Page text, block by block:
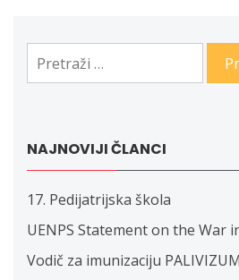
Pretraga:
NAJNOVIJI ČLANCI
17. Pedijatrijska škola
UENPS Statement on the War
Vodič za imunizaciju